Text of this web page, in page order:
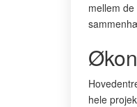
mellem
hele